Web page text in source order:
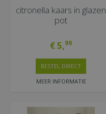
citronella kaars in glazen
pot
€5,99
MEER INFORMATIE
BESTEL DIRECT